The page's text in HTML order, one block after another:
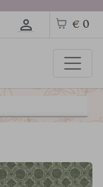
€ 0